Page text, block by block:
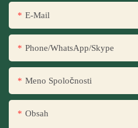
E-Mail
Phone/WhatsApp/Skype
Meno Spoločnosti
Obsah